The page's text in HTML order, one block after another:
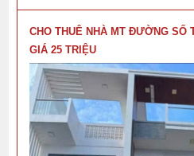
CHO THUÊ NHÀ MT ĐƯỜNG SỐ
GIÁ 25 TRIỆU